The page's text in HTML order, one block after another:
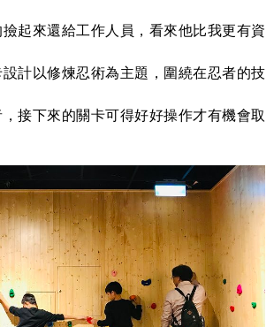
起來還給工作人員，看來他比我更有資
計以修煉忍術為主題，圍繞在忍者的技
接下來的關卡可得好好操作才有機會取